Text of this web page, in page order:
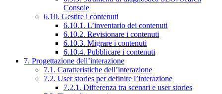
Console
6.10. Gestire i contenuti
6.10.1. L’inventario dei contenuti
6.10.2. Revisionare i contenuti
6.10.3. Migrare i contenuti
6.10.4. Pubblicare i contenuti
7. Progettazione dell’interazione
7.1. Caratteristiche dell’interazione
7.2. User stories per definire l’interazione
7.2.1. Differenza tra scenari e user stories